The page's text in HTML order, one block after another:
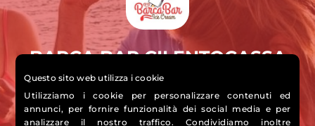
Questo sito web utilizza i cookie
Utilizziamo i cookie per personalizzare contenuti ed
annunci, per fornire funzionalità dei social media e per
analizzare il nostro traffico. Condividiamo inoltre
BARCA BAR CILENTOCASSA
ORDINA DALLA TUA BARCA,
ARRIVIAMO NOI!